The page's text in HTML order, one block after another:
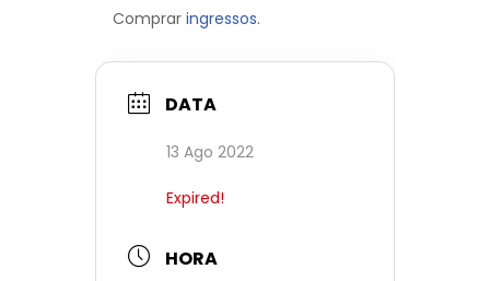
Comprar ingressos.
DATA
13 Ago 2022
Expired!
HORA